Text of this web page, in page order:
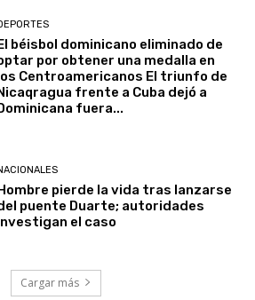
béisbol dominicano eliminado de
por obtener una medalla en
Centroamericanos El triunfo de
frente a Cuba dejó a
fuera...
pierde la vida tras lanzarse
puente Duarte; autoridades
el caso
Cargar más